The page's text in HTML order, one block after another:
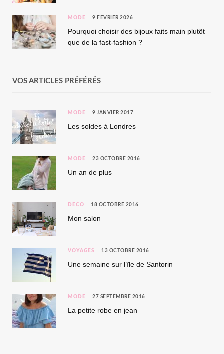
MODE 9 FÉVRIER 2026
Pourquoi choisir des bijoux faits main plutôt
que de la fast-fashion ?
VOS ARTICLES PRÉFÉRÉS
MODE 9 JANVIER 2017
Les soldes à Londres
MODE 23 OCTOBRE 2016
Un an de plus
DÉCO 18 OCTOBRE 2016
Mon salon
VOYAGES 13 OCTOBRE 2016
Une semaine sur l’île de Santorin
MODE 27 SEPTEMBRE 2016
La petite robe en jean